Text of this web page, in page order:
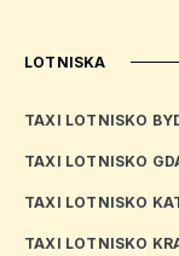
LOTNISKA
TAXI LOTNISKO
TAXI LOTNISKO
TAXI LOTNISKO
TAXI LOTNISKO